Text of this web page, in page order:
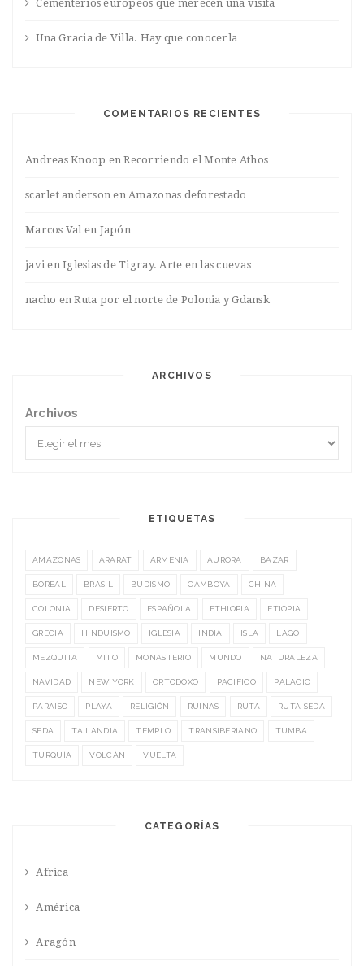
Cementerios europeos que merecen una visita
Una Gracia de Villa. Hay que conocerla
COMENTARIOS RECIENTES
Andreas Knoop enRecorriendo el Monte Athos
scarlet anderson enAmazonas deforestado
Marcos Valen Japón
javienIglesias de Tigray. Arte en las cuevas
nacho enRuta por el norte de Polonia y Gdansk
ARCHIVOS
Archivos
ETIQUETAS
AMAZONAS ARARAT ARMENIA AURORA BAZAR
BOREAL BRASIL BUDISMO CAMBOYA CHINA
COLONIA DESIERTO ESPAÑOLA ETHIOPIA ETIOPIA
GRECIA HINDUISMO IGLESIA INDIA ISLA LAGO
MEZQUITA MITO MONASTERIO MUNDO NATURALEZA
NAVIDAD NEW YORK ORTODOXO PACIFICO PALACIO
PARAISO PLAYA RELIGIÓN RUINAS RUTA RUTA SEDA
SEDA TAILANDIA TEMPLO TRANSIBERIANO TUMBA
TURQUÍA VOLCÁN VUELTA
CATEGORÍAS
Africa
América
Aragón